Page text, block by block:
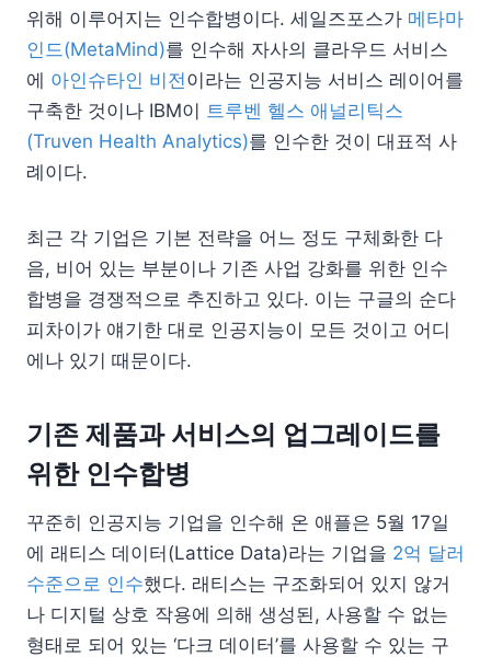
위해 이루어지는 인수합병이다. 세일즈포스가 메타마
인드(MetaMind)를 인수해 자사의 클라우드 서비스
에 아인슈타인 비전이라는 인공지능 서비스 레이어를
구축한 것이나 IBM이 트루벤 헬스 애널리틱스
(Truven Health Analytics)를 인수한 것이 대표적 사
례이다.
최근 각 기업은 기본 전략을 어느 정도 구체화한 다
음, 비어 있는 부분이나 기존 사업 강화를 위한 인수
합병을 경쟁적으로 추진하고 있다. 이는 구글의 순다
피차이가 얘기한 대로 인공지능이 모든 것이고 어디
에나 있기 때문이다.
기존 제품과 서비스의 업그레이드를
위한 인수합병
꾸준히 인공지능 기업을 인수해 온 애플은 5월 17일
에 래티스 데이터(Lattice Data)라는 기업을 2억 달러
수준으로 인수했다. 래티스는 구조화되어 있지 않거
나 디지털 상호 작용에 의해 생성된, 사용할 수 없는
형태로 되어 있는 ‘다크 데이터’를 사용할 수 있는 구